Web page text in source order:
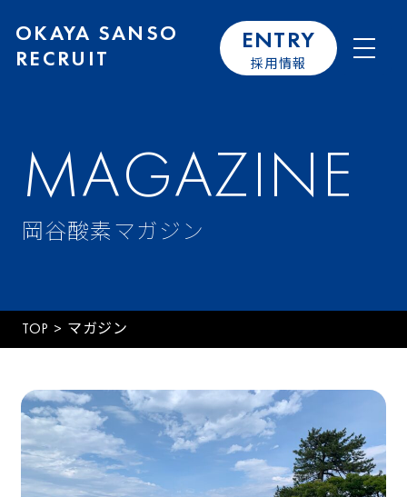
OKAYA SANSO
RECRUIT
ENTRY
採用情報
MAGAZINE
岡谷酸素マガジン
TOP > マガジン